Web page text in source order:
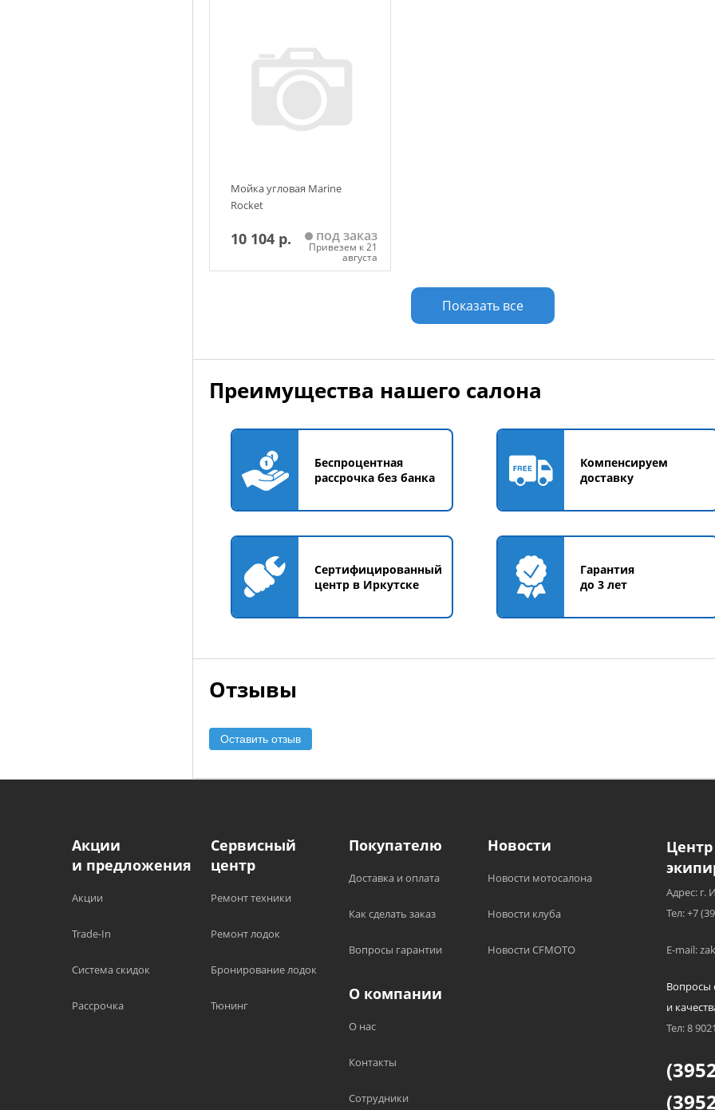
Мойка угловая Marine
Rocket
10 104 р. под заказ
Привезем к 21
августа
Показать все
Преимущества нашего салона
Беспроцентная
рассрочка без банка
Компенсируем
доставку
Сертифицированный
центр в Иркутске
Гарантия
до 3 лет
Отзывы
Оставить отзыв
Акции
и предложения
Акции
Trade-In
Система скидок
Рассрочка
Сервисный
центр
Ремонт техники
Ремонт лодок
Бронирование лодок
Тюнинг
Покупателю
Доставка и оплата
Как сделать заказ
Вопросы гарантии
Новости
Новости мотосалона
Новости клуба
Новости CFMOTO
О компании
О нас
Контакты
Сотрудники
Адрес: г.
Тел: +7
E-mail:
Вопросы
и
Тел: 8